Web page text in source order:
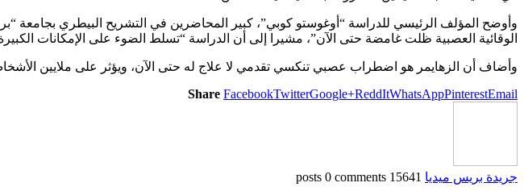
وأوضح المؤلف الرئيسي للدراسة “أوغوستو كوبي”، كبير المحاضرين في التشريح البيطري بجامعة
الوقائية العصبية ظلت غامضة حتى الآن”، مشيرا إلى أن الدراسة “تسلط الضوء على الإمكانات الكبيرة
وأضاف أن الزهايمر هو اضطراب عصبي تنكسي تقدمي لا علاج له حتى الآن، ويؤثر على ملايين
Share FacebookTwitterGoogle+ReddItWhatsAppPinterestEmail
جريدة بريس ميديا 15641 posts
0 comments